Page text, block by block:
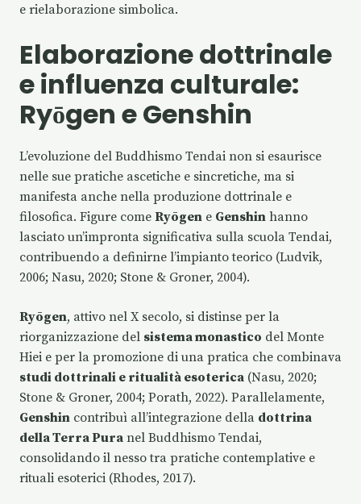
e rielaborazione simbolica.
Elaborazione dottrinale
e influenza culturale:
Ryōgen e Genshin
L’evoluzione del Buddhismo Tendai non si esaurisce
nelle sue pratiche ascetiche e sincretiche, ma si
manifesta anche nella produzione dottrinale e
filosofica. Figure come Ryōgen e Genshin hanno
lasciato un’impronta significativa sulla scuola Tendai,
contribuendo a definirne l’impianto teorico (Ludvik,
2006; Nasu, 2020; Stone & Groner, 2004).
Ryōgen, attivo nel X secolo, si distinse per la
riorganizzazione del sistema monastico del Monte
Hiei e per la promozione di una pratica che combinava
studi dottrinali e ritualità esoterica (Nasu, 2020;
Stone & Groner, 2004; Porath, 2022). Parallelamente,
Genshin contribuì all’integrazione della dottrina
della Terra Pura nel Buddhismo Tendai,
consolidando il nesso tra pratiche contemplative e
rituali esoterici (Rhodes, 2017).